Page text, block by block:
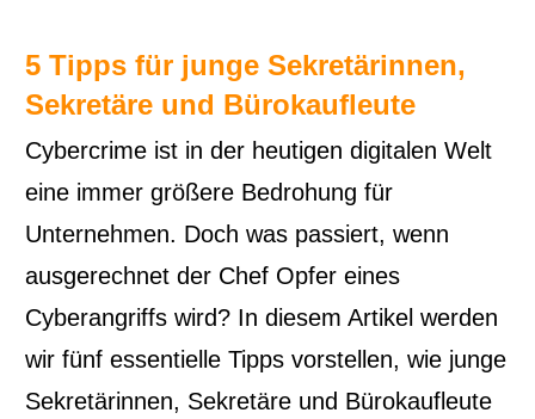
5 Tipps für junge Sekretärinnen,
Sekretäre und Bürokaufleute
Cybercrime ist in der heutigen digitalen Welt
eine immer größere Bedrohung für
Unternehmen. Doch was passiert, wenn
ausgerechnet der Chef Opfer eines
Cyberangriffs wird? In diesem Artikel werden
wir fünf essentielle Tipps vorstellen, wie junge
Sekretärinnen, Sekretäre und Bürokaufleute